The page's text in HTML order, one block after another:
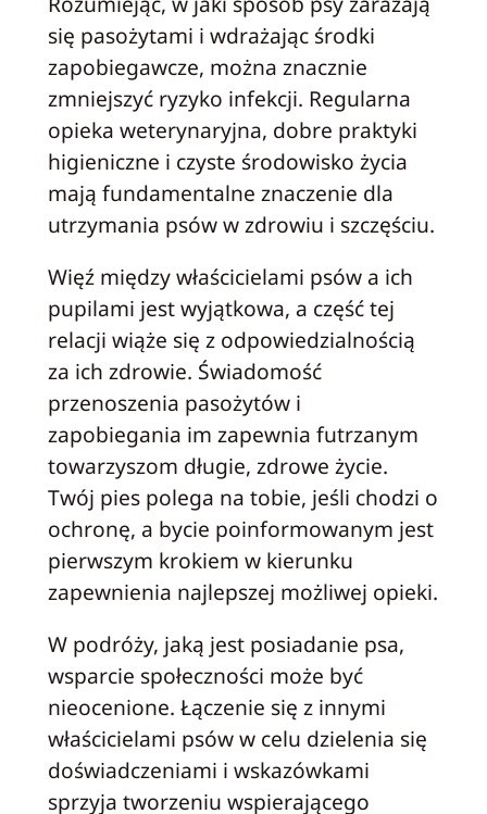
się pasożytami i wdrażając środki
zapobiegawcze, można znacznie
zmniejszyć ryzyko infekcji. Regularna
opieka weterynaryjna, dobre praktyki
higieniczne i czyste środowisko życia
mają fundamentalne znaczenie dla
utrzymania psów w zdrowiu i szczęściu.
Więź między właścicielami psów a ich
pupilami jest wyjątkowa, a część tej
relacji wiąże się z odpowiedzialnością
za ich zdrowie. Świadomość
przenoszenia pasożytów i
zapobiegania im zapewnia futrzanym
towarzyszom długie, zdrowe życie.
Twój pies polega na tobie, jeśli chodzi o
ochronę, a bycie poinformowanym jest
pierwszym krokiem w kierunku
zapewnienia najlepszej możliwej opieki.
W podróży, jaką jest posiadanie psa,
wsparcie społeczności może być
nieocenione. Łączenie się z innymi
właścicielami psów w celu dzielenia się
doświadczeniami i wskazówkami
sprzyja tworzeniu wspierającego